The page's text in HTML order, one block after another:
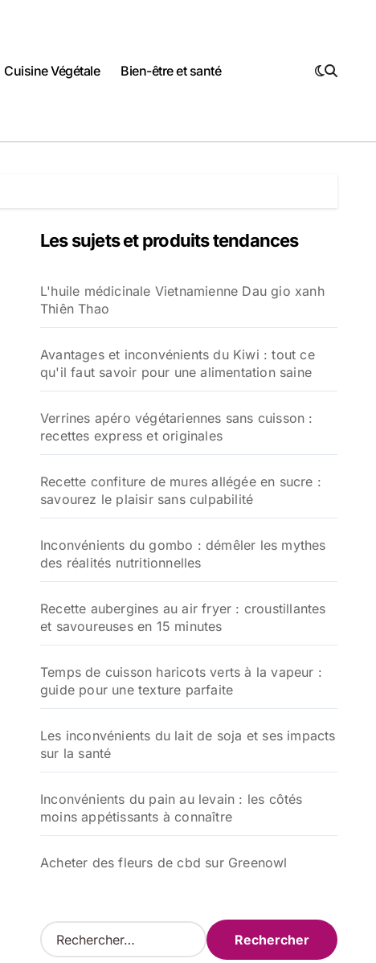
Cuisine Végétale Bien-être et santé
Les sujets et produits tendances
L'huile médicinale Vietnamienne Dau gio xanh
Thiên Thao
Avantages et inconvénients du Kiwi : tout ce
qu'il faut savoir pour une alimentation saine
Verrines apéro végétariennes sans cuisson :
recettes express et originales
Recette confiture de mures allégée en sucre :
savourez le plaisir sans culpabilité
Inconvénients du gombo : démêler les mythes
des réalités nutritionnelles
Recette aubergines au air fryer : croustillantes
et savoureuses en 15 minutes
Temps de cuisson haricots verts à la vapeur :
guide pour une texture parfaite
Les inconvénients du lait de soja et ses impacts
sur la santé
Inconvénients du pain au levain : les côtés
moins appétissants à connaître
Acheter des fleurs de cbd sur Greenowl
R
e